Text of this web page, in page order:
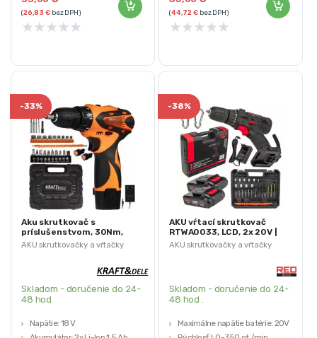
(26,83€bez DPH)
★★★★★
Nm
(44,72€bez DPH)
★★★★★
AKU skrutkovačky a vŕtačky
-33%
Aku skrutkovač s
príslušenstvom, 30Nm,
1,5Ah | KD3085
Skladom - doručenie do 24-
48 hod
Napätie: 18 V
AKU skrutkovačky a vŕtačky
-38%
AKU vŕtací skrutkovač
RTWA0033, LCD, 2x 20V |
RED TECHNIC
Skladom - doručenie do 24-
48 hod .
Maximálne napätie batérie: 20V